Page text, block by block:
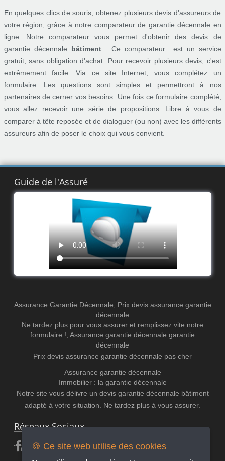
En quelques clics de souris, obtenez plusieurs devis d'assureurs de
votre région, grâce à notre comparateur de garantie décennale en
ligne. Notre comparateur vous permet d'obtenir des devis de
garantie décennale bâtiment. Ce comparateur est un service
gratuit, sans obligation d'achat. Pour recevoir plusieurs devis, c'est
extrêmement facile. Via ce site Internet, vous complétez un
formulaire. Les questions sont simples et permettront à nos
partenaires de cerner vos besoins. Une fois ce formulaire complété,
vous allez recevoir une série de propositions. Libre à vous de
comparer à tête reposée et de dialoguer (ou non) avec les différents
assureurs afin de poser le choix qui vous convient.
Guide de l'Assuré
Assurance Garantie Décennale
Prix devis assurance garantie
décennale
Ne tardez plus pour vous assurer et remplissez vite notre
formulaire ! Assurance garantie décennale garantie
décennale
Prix devis assurance garantie décennale pas cher
Assurance garantie décennale
Immobilier : la garantie décennale
Notre site vous délivre un devis garantie décennale bâtiment
adapté à votre situation. Ne tardez plus à vous assurer.
Réseaux Sociaux
🍪 Ce site web utilise des cookies